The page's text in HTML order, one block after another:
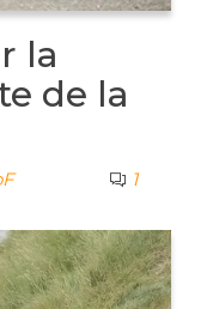
la
de la
1